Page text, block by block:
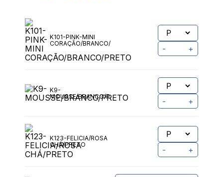
K101-PINK-MINI
CORAÇÃO/BRANCO/PRETO
- +
K9-
MOUSSE/BRANCO/PRETO
- +
K123-FELICIA/ROSA
CHÁ/PRETO
- +